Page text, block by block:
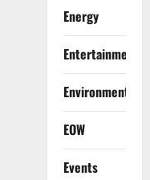
Energy
Entertainment
Environment
EOW
Events